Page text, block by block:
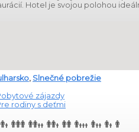
Hotel je svojou polohou
, Slnečné pobrežie
zájazdy
rodiny s deťmi